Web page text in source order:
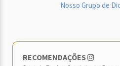
Nosso Grupo de
RECOMENDAÇÕES